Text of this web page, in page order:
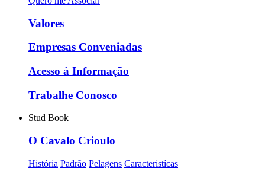
Valores
Empresas Conveniadas
Acesso à Informação
Trabalhe Conosco
Stud Book
O Cavalo Crioulo
História Padrão Pelagens Caracteristícas